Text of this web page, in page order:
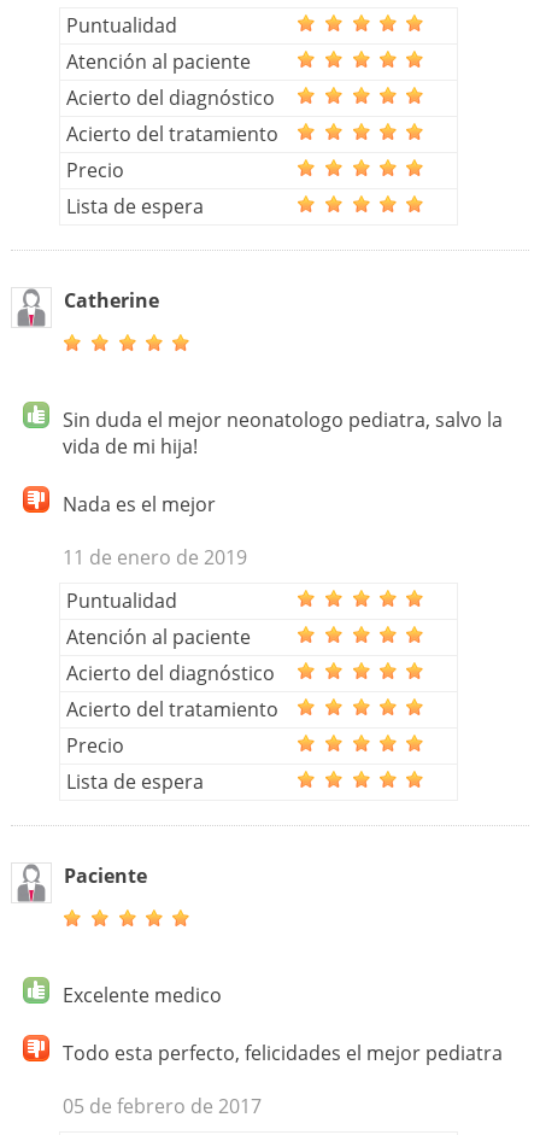
Puntualidad
Atención al paciente
Acierto del diagnóstico
Acierto del tratamiento
Precio
Lista de espera
Catherine
Sin duda el mejor neonatologo pediatra, salvo la
vida de mi hija!
Nada es el mejor
11 de enero de 2019
Puntualidad
Atención al paciente
Acierto del diagnóstico
Acierto del tratamiento
Precio
Lista de espera
Paciente
Excelente medico
Todo esta perfecto, felicidades el mejor pediatra
05 de febrero de 2017